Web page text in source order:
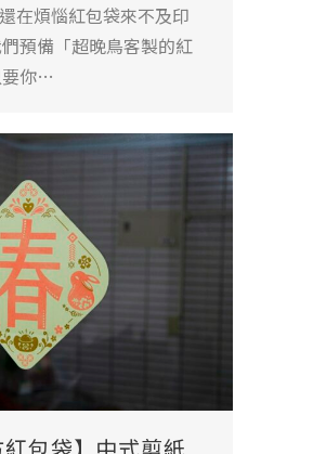
在煩惱紅包袋來不及印
預備「超晚鳥客製的紅
要你…